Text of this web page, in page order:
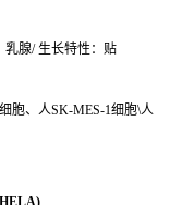
乳腺/ 生长特性：贴
胞、人SK-MES-1细胞\人